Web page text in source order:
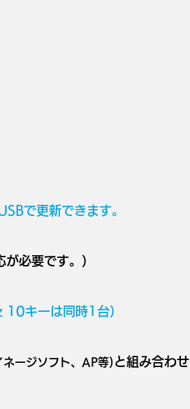
まはたUSBで。
で更新できます。
必要です。）
10キーは同時1台）
ネージソフト、AP等) と組み合わせ